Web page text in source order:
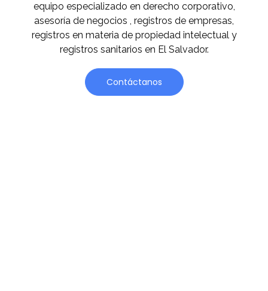
equipo especializado en derecho corporativo,
asesoría de negocios , registros de empresas,
registros en materia de propiedad intelectual y
registros sanitarios en El Salvador.
Contáctanos